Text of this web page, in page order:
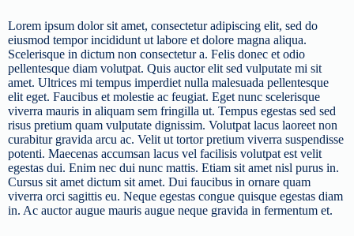
Lorem ipsum dolor sit amet, consectetur adipiscing elit, sed do
eiusmod tempor incididunt ut labore et dolore magna aliqua.
Scelerisque in dictum non consectetur a. Felis donec et odio
pellentesque diam volutpat. Quis auctor elit sed vulputate mi sit
amet. Ultrices mi tempus imperdiet nulla malesuada pellentesque
elit eget. Faucibus et molestie ac feugiat. Eget nunc scelerisque
viverra mauris in aliquam sem fringilla ut. Tempus egestas sed sed
risus pretium quam vulputate dignissim. Volutpat lacus laoreet non
curabitur gravida arcu ac. Velit ut tortor pretium viverra suspendisse
potenti. Maecenas accumsan lacus vel facilisis volutpat est velit
egestas dui. Enim nec dui nunc mattis. Etiam sit amet nisl purus in.
Cursus sit amet dictum sit amet. Dui faucibus in ornare quam
viverra orci sagittis eu. Neque egestas congue quisque egestas diam
in. Ac auctor augue mauris augue neque gravida in fermentum et.